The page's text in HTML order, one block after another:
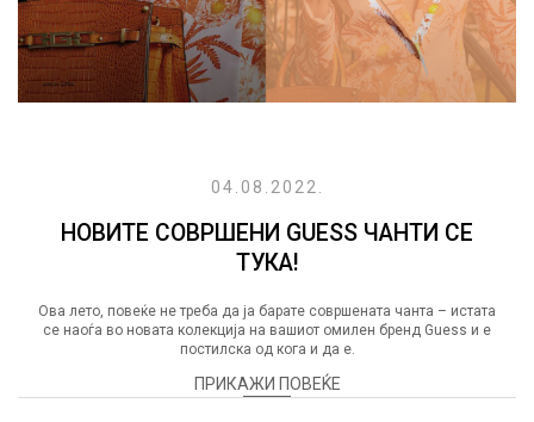
04.08.2022.
НОВИТЕ СОВРШЕНИ GUESS ЧАНТИ СЕ
ТУКА!
Ова лето, повеќе не треба да ја барате совршената чанта – истата
се наоѓа во новата колекција на вашиот омилен бренд Guess и е
постилска од кога и да е.
ПРИКАЖИ ПОВЕЌЕ